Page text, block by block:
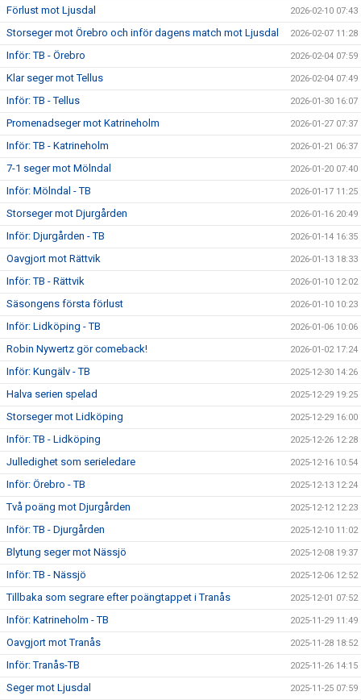
Förlust mot Ljusdal 2026-02-10 07:43
Storseger mot Örebro och inför dagens match mot Ljusdal 2026-02-07 11:28
Inför: TB - Örebro 2026-02-04 07:59
Klar seger mot Tellus 2026-02-04 07:49
Inför: TB - Tellus 2026-01-30 16:07
Promenadseger mot Katrineholm 2026-01-27 07:37
Inför: TB - Katrineholm 2026-01-21 06:37
7-1 seger mot Mölndal 2026-01-20 07:40
Inför: Mölndal - TB 2026-01-17 11:25
Storseger mot Djurgården 2026-01-16 20:49
Inför: Djurgården - TB 2026-01-14 16:35
Oavgjort mot Rättvik 2026-01-13 18:33
Inför: TB - Rättvik 2026-01-10 12:02
Säsongens första förlust 2026-01-10 10:23
Inför: Lidköping - TB 2026-01-06 10:06
Robin Nywertz gör comeback! 2026-01-02 17:24
Inför: Kungälv - TB 2025-12-30 14:26
Halva serien spelad 2025-12-29 19:25
Storseger mot Lidköping 2025-12-29 16:00
Inför: TB - Lidköping 2025-12-26 12:28
Julledighet som serieledare 2025-12-16 10:54
Inför: Örebro - TB 2025-12-13 12:24
Två poäng mot Djurgården 2025-12-12 12:23
Inför: TB - Djurgården 2025-12-10 11:02
Blytung seger mot Nässjö 2025-12-08 19:37
Inför: TB - Nässjö 2025-12-06 12:52
Tillbaka som segrare efter poängtappet i Tranås 2025-12-01 07:52
Inför: Katrineholm - TB 2025-11-29 11:49
Oavgjort mot Tranås 2025-11-28 18:52
Inför: Tranås-TB 2025-11-26 14:15
Seger mot Ljusdal 2025-11-25 07:59